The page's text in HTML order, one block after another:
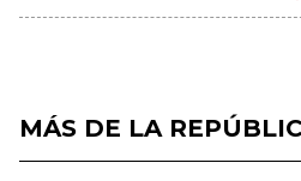
MÁS DE LA